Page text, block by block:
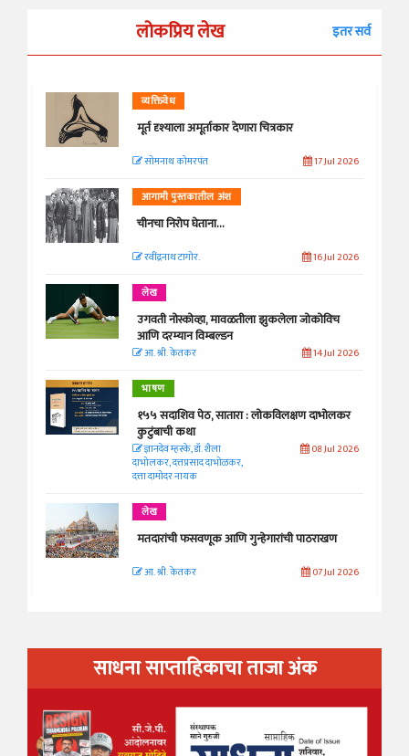
लोकप्रिय लेख इतर सर्व
व्यक्तिवेध
मूर्त दृश्याला अमूर्ताकार देणारा चित्रकार
सोमनाथ कोमरपंत 17 Jul 2026
आगामी पुस्तकातील अंश
चीनचा निरोप घेताना...
रवींद्रनाथ टागोर. 16 Jul 2026
लेख
उगवती नोस्कोव्हा, मावळतीला झुकलेला जोकोविच
आणि दरम्यान विम्बल्डन
आ. श्री. केतकर 14 Jul 2026
भाषण
१५५ सदाशिव पेठ, सातारा : लोकविलक्षण दाभोलकर
कुटुंबाची कथा
ज्ञानदेव म्हस्के, डॉ. शैला
दाभोलकर, दत्तप्रसाद दाभोळकर,
दत्ता दामोदर नायक
08 Jul 2026
लेख
मतदारांची फसवणूक आणि गुन्हेगारांची पाठराखण
आ. श्री. केतकर 07 Jul 2026
साधना साप्ताहिकाचा ताजा अंक